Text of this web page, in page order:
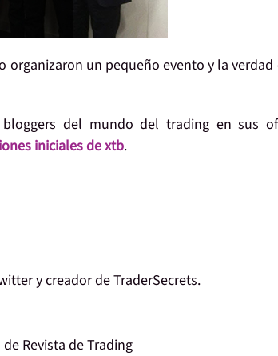
organizaron un pequeño evento y la
del mundo del trading en sus
iniciales de xtb.
y creador de TraderSecrets.
de Revista de Trading